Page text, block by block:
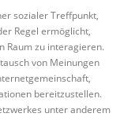
sozialer Treffpunkt,
Regel ermöglicht,
Raum zu interagieren.
von Meinungen
bereitzustellen.
unter anderem